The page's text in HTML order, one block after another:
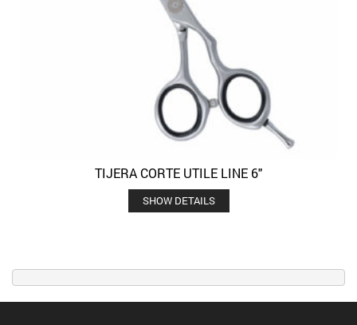
TIJERA CORTE UTILE LINE 6″
SHOW DETAILS